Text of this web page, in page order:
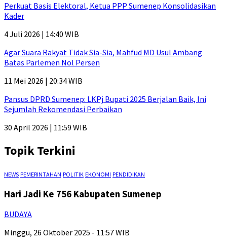
Perkuat Basis Elektoral, Ketua PPP Sumenep Konsolidasikan
Kader
4 Juli 2026 | 14:40 WIB
Agar Suara Rakyat Tidak Sia-Sia, Mahfud MD Usul Ambang
Batas Parlemen Nol Persen
11 Mei 2026 | 20:34 WIB
Pansus DPRD Sumenep: LKPj Bupati 2025 Berjalan Baik, Ini
Sejumlah Rekomendasi Perbaikan
30 April 2026 | 11:59 WIB
Topik Terkini
NEWS PEMERINTAHAN POLITIK EKONOMI PENDIDIKAN
Hari Jadi Ke 756 Kabupaten Sumenep
BUDAYA
Minggu, 26 Oktober 2025 - 11:57 WIB